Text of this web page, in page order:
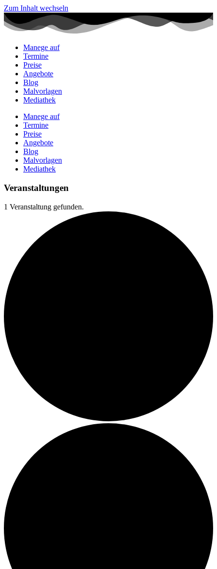
Zum Inhalt wechseln
Manege auf
Termine
Preise
Angebote
Blog
Malvorlagen
Mediathek
Manege auf
Termine
Preise
Angebote
Blog
Malvorlagen
Mediathek
Veranstaltungen
1 Veranstaltung gefunden.